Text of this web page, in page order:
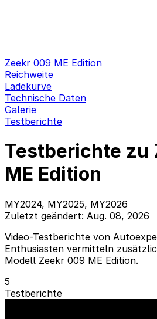
Zeekr 009 ME Edition
Reichweite
Ladekurve
Technische Daten
Galerie
Testberichte
Testberichte zu
ME Edition
MY2024, MY2025, MY2026
Zuletzt geändert: Aug. 08, 2026
Video-Testberichte von
Enthusiasten vermitteln
Modell Zeekr 009 ME Edition.
5
Testberichte